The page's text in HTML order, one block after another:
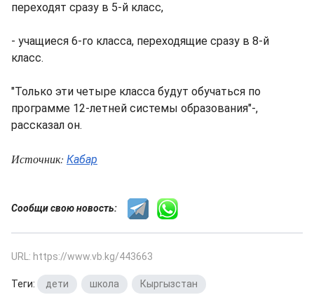
переходят сразу в 5-й класс,
- учащиеся 6-го класса, переходящие сразу в 8-й
класс.
"Только эти четыре класса будут обучаться по
программе 12-летней системы образования"-,
рассказал он.
Источник: Кабар
Сообщи свою новость:
URL: https://www.vb.kg/443663
Теги: дети школа Кыргызстан